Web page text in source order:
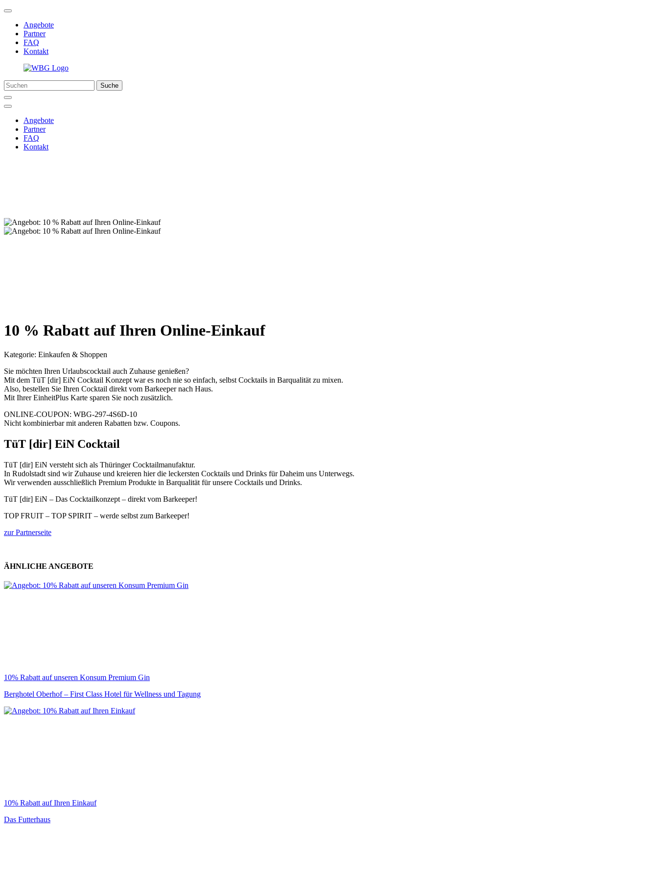
Angebote
Partner
FAQ
Kontakt
Suche
Angebote
Partner
FAQ
Kontakt
10 % Rabatt auf Ihren Online-Einkauf
Kategorie: Einkaufen & Shoppen
Sie möchten Ihren Urlaubscocktail auch Zuhause genießen?
Mit dem TüT [dir] EiN Cocktail Konzept war es noch nie so einfach, selbst Cocktails in Barqualität zu mixen.
Also, bestellen Sie Ihren Cocktail direkt vom Barkeeper nach Haus.
Mit Ihrer EinheitPlus Karte sparen Sie noch zusätzlich.
ONLINE-COUPON: WBG-297-4S6D-10
Nicht kombinierbar mit anderen Rabatten bzw. Coupons.
TüT [dir] EiN Cocktail
TüT [dir] EiN versteht sich als Thüringer Cocktailmanufaktur.
In Rudolstadt sind wir Zuhause und kreieren hier die leckersten Cocktails und Drinks für Daheim uns Unterwegs.
Wir verwenden ausschließlich Premium Produkte in Barqualität für unsere Cocktails und Drinks.
TüT [dir] EiN – Das Cocktailkonzept – direkt vom Barkeeper!
TOP FRUIT – TOP SPIRIT – werde selbst zum Barkeeper!
zur Partnerseite
ÄHNLICHE ANGEBOTE
10% Rabatt auf unseren Konsum Premium Gin
Berghotel Oberhof – First Class Hotel für Wellness und Tagung
10% Rabatt auf Ihren Einkauf
Das Futterhaus